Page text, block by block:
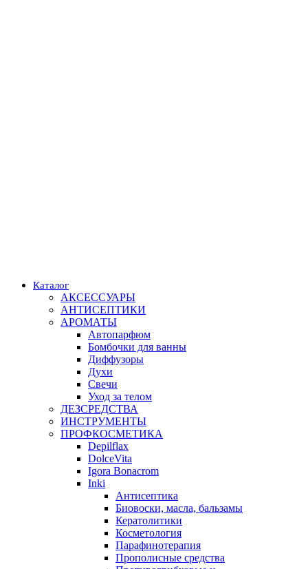
Каталог
АКСЕССУАРЫ
АНТИСЕПТИКИ
АРОМАТЫ
Автопарфюм
Бомбочки для ванны
Диффузоры
Духи
Свечи
Уход за телом
ДЕЗСРЕДСТВА
ИНСТРУМЕНТЫ
ПРОФКОСМЕТИКА
Depilflax
DolceVita
Igora Bonacrom
Inki
Антисептика
Биовоски, масла, бальзамы
Кератолитики
Косметология
Парафинотерапия
Прополисные средства